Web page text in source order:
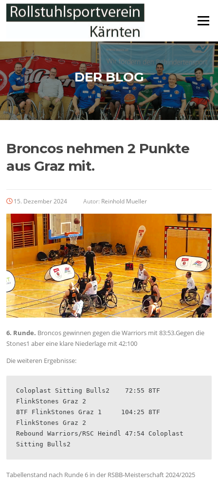
Zum
Inhalt
Menü
DER BLOG
Broncos nehmen 2 Punkte
aus Graz mit.
15. Dezember 2024 Autor: Reinhold Mueller
6. Runde. Broncos gewinnen gegen die Warriors mit 83:53.Gegen die
Stones1 aber eine klare Niederlage mit 42:100
Die weiteren Ergebnisse:
Coloplast Sitting Bulls2    72:55 8TF
FlinkStones Graz 2
8TF FlinkStones Graz 1     104:25 8TF
FlinkStones Graz 2
Rebound Warriors/RSC Heindl 47:54 Coloplast
Sitting Bulls2
Tabellenstand nach Runde 6 in der RSBB-Meisterschaft 2024/2025